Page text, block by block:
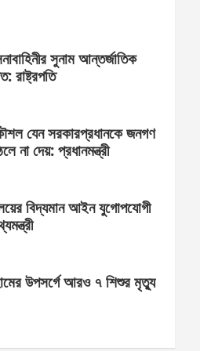
সুনাম আন্তর্জাতিক
রাষ্ট্রপতি
যেন সরকারপ্রধানকে জনগণ
না দেয়: প্রধানমন্ত্রী
বিদ্যমান আইন যুগোপযোগী
উপসর্গে আরও ৭ শিশুর মৃত্যু